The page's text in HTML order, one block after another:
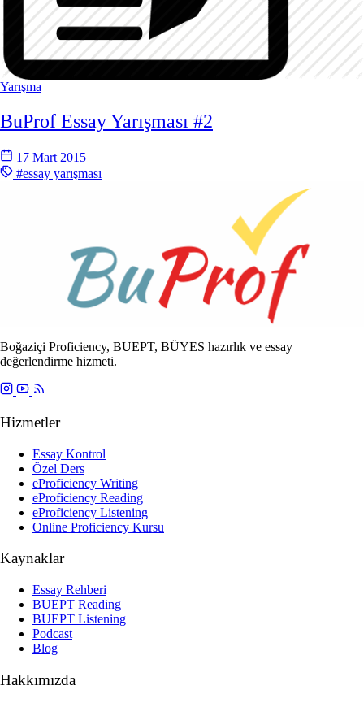
Yarışma
BuProf Essay Yarışması #2
17 Mart 2015
#essay yarışması
Boğaziçi Proficiency, BUEPT, BÜYES hazırlık ve essay
değerlendirme hizmeti.
Hizmetler
Essay Kontrol
Özel Ders
eProficiency Writing
eProficiency Reading
eProficiency Listening
Online Proficiency Kursu
Kaynaklar
Essay Rehberi
BUEPT Reading
BUEPT Listening
Podcast
Blog
Hakkımızda